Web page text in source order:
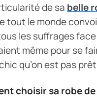
de sa belle
tout le monde
les suffrages
même pour se
qu’on est pas prêt
choisir sa robe de